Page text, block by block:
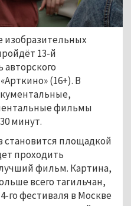
изобразительных
13-й
(16+). В
фильмы
минут.
становится площадкой
проходить
фильм. Картина,
всего тагильчан,
го фестиваля в Москве